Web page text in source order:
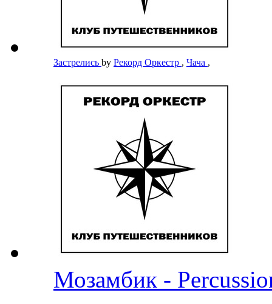
Застрелись by Рекорд Оркестр , Чача ,
Мозамбик -